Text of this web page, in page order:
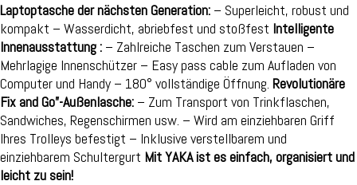
Laptoptasche der nächsten Generation: – Superleicht, robust und
kompakt – Wasserdicht, abriebfest und stoßfest Intelligente
Innenausstattung : – Zahlreiche Taschen zum Verstauen –
Mehrlagige Innenschützer – Easy pass cable zum Aufladen von
Computer und Handy – 180° vollständige Öffnung. Revolutionäre
Fix and Go”-Außenlasche: – Zum Transport von Trinkflaschen,
Sandwiches, Regenschirmen usw. – Wird am einziehbaren Griff
Ihres Trolleys befestigt – Inklusive verstellbarem und
einziehbarem Schultergurt Mit YAKA ist es einfach, organisiert und
leicht zu sein!